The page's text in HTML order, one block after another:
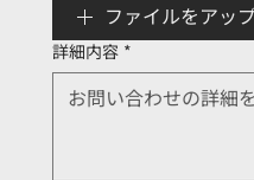
ファイルをアッ
詳細内容 *